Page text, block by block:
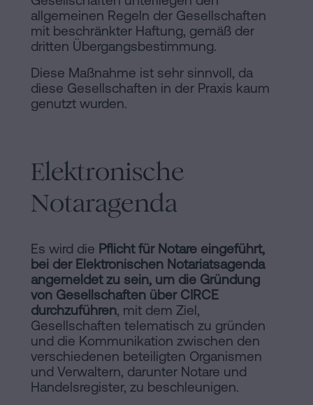
allgemeinen Regeln der Gesellschaften
mit beschränkter Haftung, gemäß der
dritten Übergangsbestimmung.
Diese Maßnahme ist sehr sinnvoll, da
diese Gesellschaften in der Praxis kaum
genutzt wurden.
Elektronische
Notaragenda
Es wird die Pflicht für Notare eingeführt,
bei der Elektronischen Notariatsagenda
angemeldet zu sein, um die Gründung
von Gesellschaften über CIRCE
durchzuführen, mit dem Ziel,
Gesellschaften telematisch zu gründen
und die Kommunikation zwischen den
verschiedenen beteiligten Organismen
und Verwaltern, darunter Notare und
Handelsregister, zu beschleunigen.